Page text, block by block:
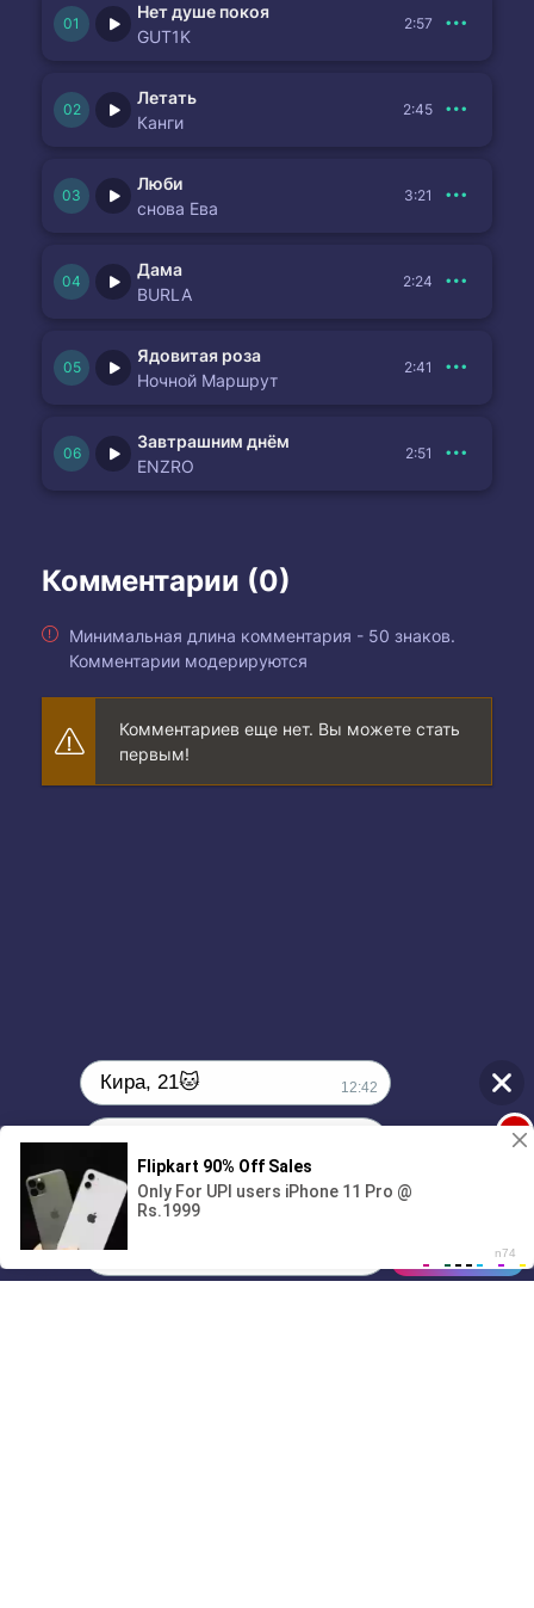
Нет душе покоя
GUT1K
2:57
Летать
Канги
2:45
Люби
снова Ева
3:21
Дама
BURLA
2:24
Ядовитая роза
Ночной Маршрут
2:41
Завтрашним днём
ENZRO
2:51
Комментарии (0)
Минимальная длина комментария - 50 знаков.
Комментарии модерируются
Комментариев еще нет. Вы можете стать
первым!
01/07
00:00
Кира, 21🐱 12:42
Поиграешь со мной? 💖🐾 1